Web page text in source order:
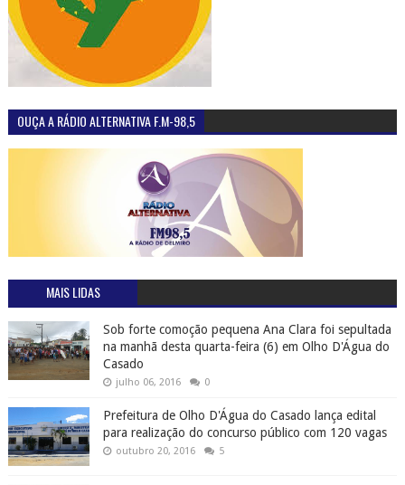
OUÇA A RÁDIO ALTERNATIVA F.M-98,5
MAIS LIDAS
Sob forte comoção pequena Ana Clara foi sepultada
na manhã desta quarta-feira (6) em Olho D'Água do
Casado
julho 06, 2016 0
Prefeitura de Olho D'Água do Casado lança edital
para realização do concurso público com 120 vagas
outubro 20, 2016 5